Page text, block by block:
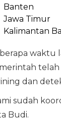
Banten
Jawa Timur
Kalimantan
waktu
telah
dan
sudah
Budi.